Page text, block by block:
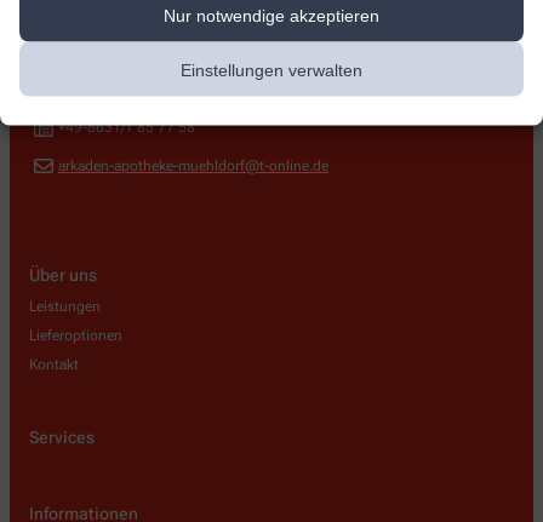
Nur notwendige akzeptieren
Einstellungen verwalten
Arkaden-Apotheke
+49-8631/1 85 77 58
arkaden-apotheke-muehldorf@t-online.de
Über uns
Leistungen
Lieferoptionen
Kontakt
Services
Informationen